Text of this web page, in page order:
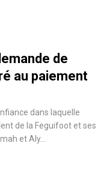
de
au paiement
dans laquelle
de la Feguifoot et ses
et Aly…